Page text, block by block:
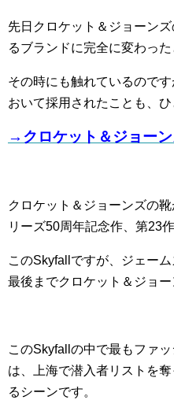
先日クロケット＆ジョーン
るブランドに完全に変わった
その時にも触れているので
おいて採用されたことも、
→クロケット＆ジョー
クロケット＆ジョーンズの
リーズ50周年記念作、第23
このSkyfallですが、ジェー
最後までクロケット＆ジョー
このSkyfallの中で最もファ
は、上海で潜入者リストを
るシーンです。